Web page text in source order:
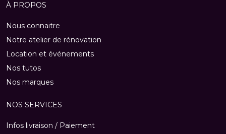
À PROPOS
Nous connaitre
Notre atelier de rénovation
Location et événements
Nos tutos
Nos marques
NOS SERVICES
Infos livraison / Paiement